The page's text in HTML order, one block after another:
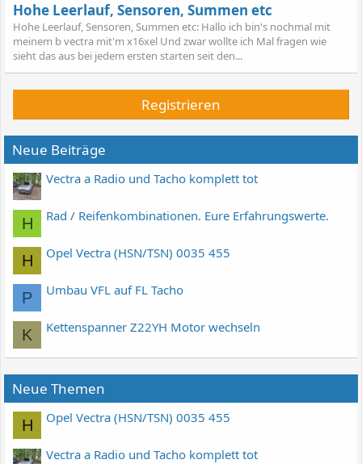
Hohe Leerlauf, Sensoren, Summen etc
Hohe Leerlauf, Sensoren, Summen etc: Hallo ich bin's nochmal mit
meinem b vectra mit'm x16xel Und zwar wollte ich Mal fragen wie
sieht das aus bei jedem ersten starten seit den...
Registrieren
Neue Beiträge
Vectra a Radio und Tacho komplett tot
H Rad / Reifenkombinationen. Eure Erfahrungswerte.
H Opel Vectra (HSN/TSN) 0035 455
P Umbau VFL auf FL Tacho
K Kettenspanner Z22YH Motor wechseln
Neue Themen
H Opel Vectra (HSN/TSN) 0035 455
Vectra a Radio und Tacho komplett tot